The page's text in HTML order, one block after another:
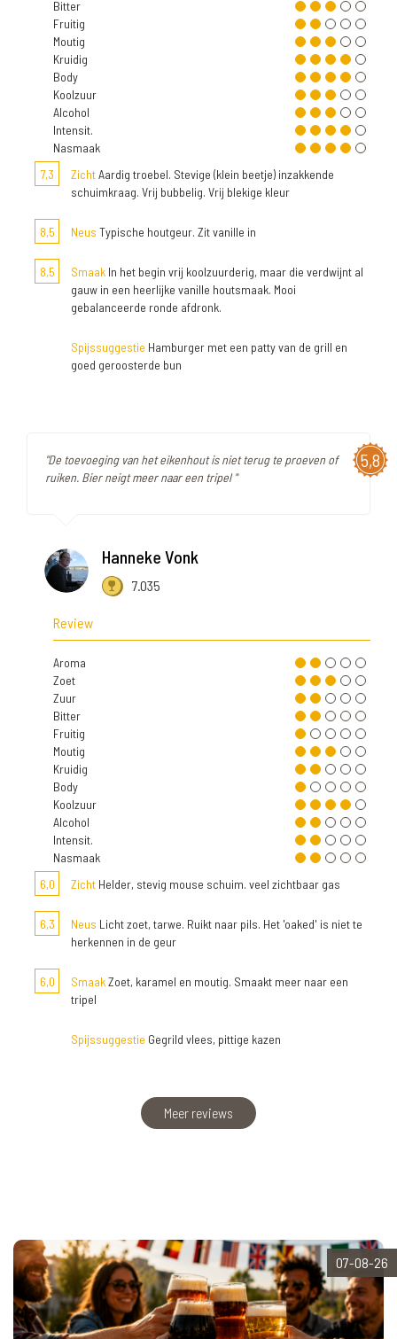
Bitter
Fruitig
Moutig
Kruidig
Body
Koolzuur
Alcohol
Intensit.
Nasmaak
7,3
ZichtAardig troebel. Stevige (klein beetje) inzakkende
schuimkraag. Vrij bubbelig. Vrij blekige kleur
8,5 Neus Typische houtgeur. Zit vanille in
8,5 Smaak In het begin vrij koolzuurderig, maar die verdwijnt al
gauw in een heerlijke vanille houtsmaak. Mooi
gebalanceerde ronde afdronk.
Spijssuggestie Hamburger met een patty van de grill en
goed geroosterde bun
5,8
"De toevoeging van het eikenhout is niet terug te proeven of
ruiken. Bier neigt meer naar een tripel "
Hanneke Vonk
7.035
Review
Aroma
Zoet
Zuur
Bitter
Fruitig
Moutig
Kruidig
Body
Koolzuur
Alcohol
Intensit.
Nasmaak
6,0
Zicht Helder, stevig mouse schuim. veel zichtbaar gas
6,3 Neus Licht zoet, tarwe. Ruikt naar pils. Het 'oaked' is niet te
herkennen in de geur
6,0 SmaakZoet, karamel en moutig. Smaakt meer naar een
tripel
Spijssuggestie Gegrild vlees, pittige kazen
Meer reviews
07-08-26